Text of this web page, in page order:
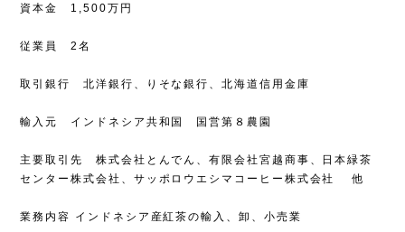
資本金 1,500万円
従業員 2名
取引銀行 北洋銀行、りそな銀行、北海道信用金庫
輸入元 インドネシア共和国 国営第８農園
主要取引先 株式会社とんでん、有限会社宮越商事、日本緑茶
センター株式会社、サッポロウエシマコーヒー株式会社 他
業務内容 インドネシア産紅茶の輸入、卸、小売業